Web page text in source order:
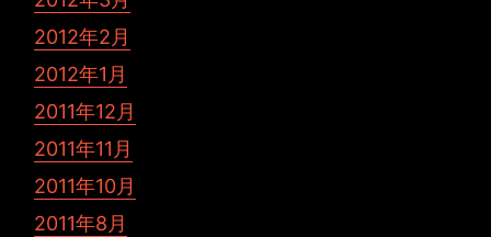
2012年2月
2012年1月
2011年12月
2011年11月
2011年10月
2011年8月